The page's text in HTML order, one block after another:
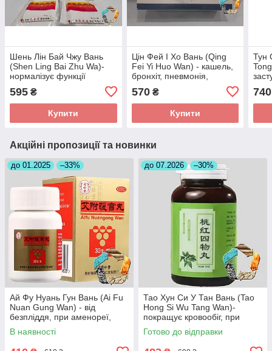
Шень Лін Бай Чжу Вань
(Shen Ling Bai Zhu Wa)-
нормалізує функції
595 ₴
Купити
Цін Фей І Хо Вань (Qing
Fei Yi Huo Wan) - кашель,
бронхіт, пневмонія,
570₴
Купити
Тун
740
Акційні пропозиції та новинки
до 01.2025 –33%
Ай Фу Нуань Гун Вань (Ai Fu
Nuan Gung Wan) - від
безпліддя, при аменореї,
загрозі викидня
В наявності
до 07.2026 –30%
Тао Хун Си У Тан Вань (Tao
Hong Si Wu Tang Wan)-
покращує кровообіг, при
інсульті, головних болях
Готово до відправки